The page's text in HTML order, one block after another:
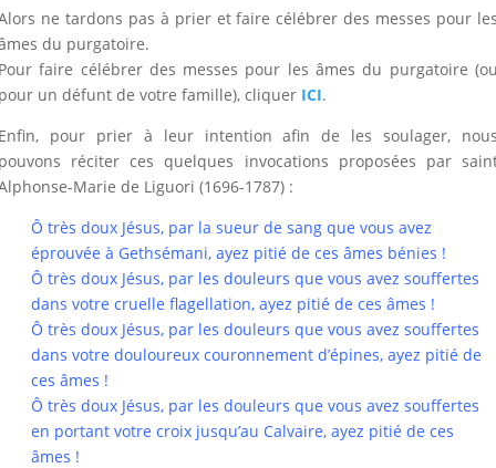
ne tardons pas à prier et faire célébrer des messes pour
du purgatoire.
faire célébrer des messes pour les âmes du purgatoire
un défunt de votre famille), cliquer ICI.
pour prier à leur intention afin de les soulager,
réciter ces quelques invocations proposées par
Marie de Liguori (1696-1787) :
Ô très doux Jésus, par la sueur de sang que vous avez
éprouvée à Gethsémani, ayez pitié de ces âmes bénies !
Ô très doux Jésus, par les douleurs que vous avez souffertes
dans votre cruelle flagellation, ayez pitié de ces âmes !
Ô très doux Jésus, par les douleurs que vous avez souffertes
dans votre douloureux couronnement d’épines, ayez pitié de
ces âmes !
Ô très doux Jésus, par les douleurs que vous avez souffertes
en portant votre croix jusqu’au Calvaire, ayez pitié de ces
âmes !